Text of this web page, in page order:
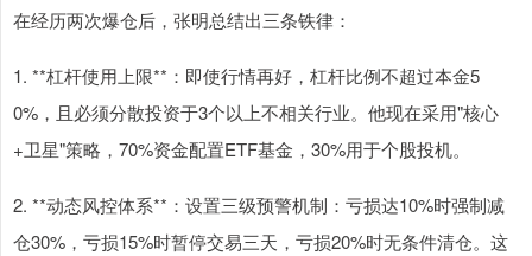
在经历两次爆仓后，张明总结出三条铁律：
1. **杠杆使用上限**：即使行情再好，杠杆比例不超过本金5
0%，且必须分散投资于3个以上不相关行业。他现在采用"核心
+卫星"策略，70%资金配置ETF基金，30%用于个股投机。
2. **动态风控体系**：设置三级预警机制：亏损达10%时强制减
仓30%，亏损15%时暂停交易三天，亏损20%时无条件清仓。这